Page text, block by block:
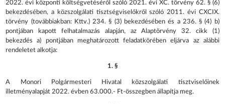
2022. évi központi költségvetéséről szóló 2021. évi XC. törvény 62. § (6)
bekezdésében, a közszolgálati tisztségviselőkről szóló 2011. évi CXCIX.
törvény (továbbiakban: Kttv.) 234. § (3) bekezdésében és a 236. § (4) b)
pontjában kapott felhatalmazás alapján, az Alaptörvény 32. cikk (1)
bekezdés a) pontjában meghatározott feladatkörében eljárva az alábbi
rendeletet alkotja:
1. §
A Monori Polgármesteri Hivatal közszolgálati tisztviselőinek
illetményalapját 2022. évben 63.000.- Ft-összegben állapítja meg.